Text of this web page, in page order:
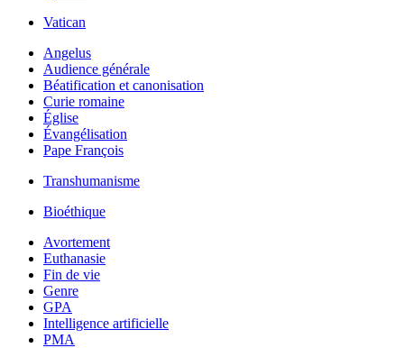
Vatican
Angelus
Audience générale
Béatification et canonisation
Curie romaine
Église
Évangélisation
Pape François
Transhumanisme
Bioéthique
Avortement
Euthanasie
Fin de vie
Genre
GPA
Intelligence artificielle
PMA